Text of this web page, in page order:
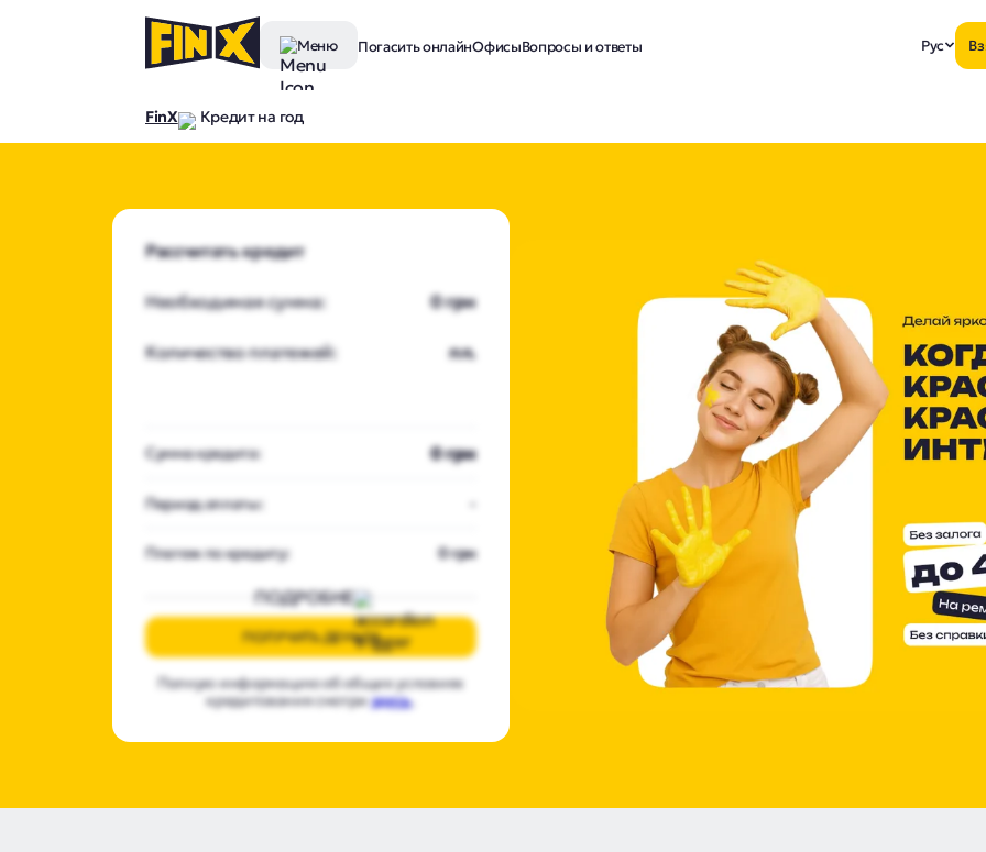
Меню Погасить онлайнОфисыВопросы и ответы Рус
FinX Кредит на год
Рассчитать кредит
Необходимая сумма: 0 грн
Количество платежей: пл.
Сумма кредита: 0 грн
Период оплаты:
Платеж по кредиту: 0 грн
ПОДРОБНЕЕ
ПОЛУЧИТЬ ДЕНЬГИ
Полную информацию об общих условиях
кредитования смотриздесь.